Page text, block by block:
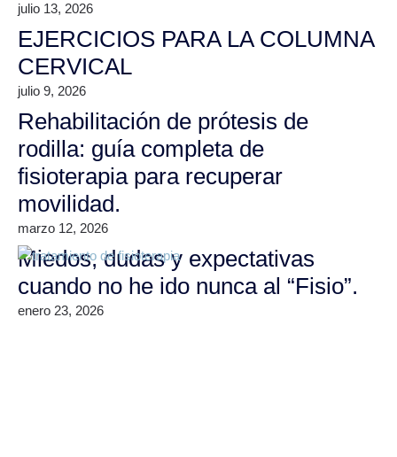
julio 13, 2026
EJERCICIOS PARA LA COLUMNA
CERVICAL
julio 9, 2026
Rehabilitación de prótesis de
rodilla: guía completa de
fisioterapia para recuperar
movilidad.
marzo 12, 2026
Miedos, dudas y expectativas
cuando no he ido nunca al “Fisio”.
enero 23, 2026